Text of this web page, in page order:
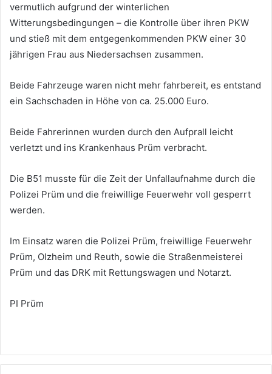
vermutlich aufgrund der winterlichen
Witterungsbedingungen – die Kontrolle über ihren PKW
und stieß mit dem entgegenkommenden PKW einer 30
jährigen Frau aus Niedersachsen zusammen.
Beide Fahrzeuge waren nicht mehr fahrbereit, es entstand
ein Sachschaden in Höhe von ca. 25.000 Euro.
Beide Fahrerinnen wurden durch den Aufprall leicht
verletzt und ins Krankenhaus Prüm verbracht.
Die B51 musste für die Zeit der Unfallaufnahme durch die
Polizei Prüm und die freiwillige Feuerwehr voll gesperrt
werden.
Im Einsatz waren die Polizei Prüm, freiwillige Feuerwehr
Prüm, Olzheim und Reuth, sowie die Straßenmeisterei
Prüm und das DRK mit Rettungswagen und Notarzt.
PI Prüm